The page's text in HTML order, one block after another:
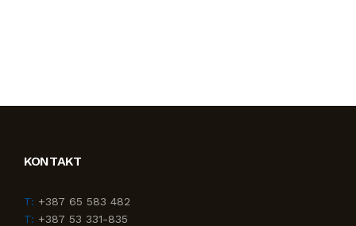
KONTAKT
T: +387 65 583 482
T: +387 53 331-835